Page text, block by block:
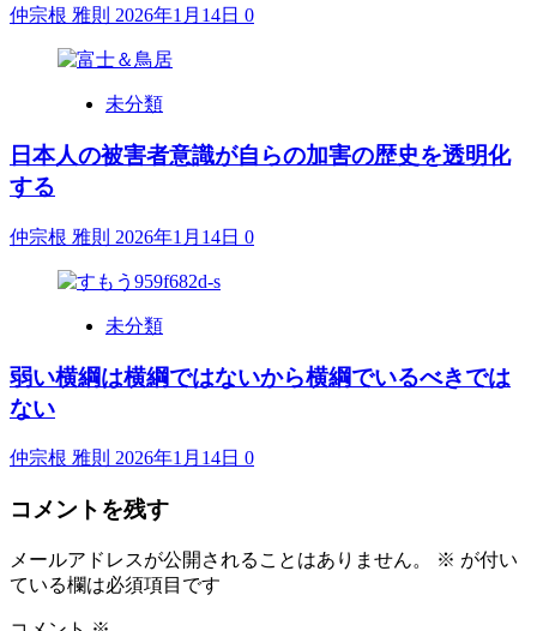
仲宗根 雅則 2026年1月14日 0
未分類
日本人の被害者意識が自らの加害の歴史を透明化
する
仲宗根 雅則 2026年1月14日 0
未分類
弱い横綱は横綱ではないから横綱でいるべきでは
ない
仲宗根 雅則 2026年1月14日 0
コメントを残す
メールアドレスが公開されることはありません。 ※ が付い
ている欄は必須項目です